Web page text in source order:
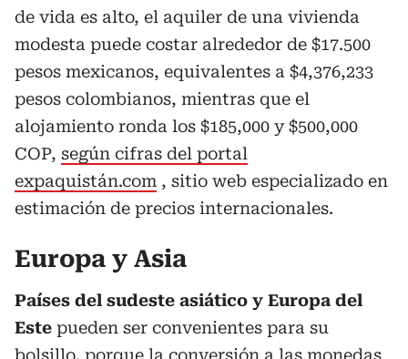
de vida es alto, el aquiler de una vivienda
modesta puede costar alrededor de $17.500
pesos mexicanos, equivalentes a $4,376,233
pesos colombianos, mientras que el
alojamiento ronda los $185,000 y $500,000
COP, según cifras del portal
expaquistán.com , sitio web especializado en
estimación de precios internacionales.
Europa y Asia
Países del sudeste asiático y Europa del
Este pueden ser convenientes para su
bolsillo, porque la conversión a las monedas